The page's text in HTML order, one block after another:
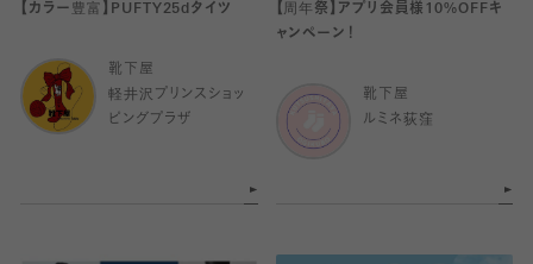
【カラー豊富】PUFTY25dタイツ
靴下屋
軽井沢プリンスショッ
ピングプラザ
【周年祭】アプリ会員様10%OFFキ
ャンペーン！
靴下屋
ルミネ荻窪